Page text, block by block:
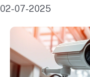
02-07-2025